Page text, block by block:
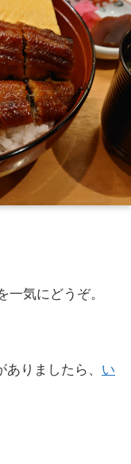
一気にどうぞ。
りましたら、 い